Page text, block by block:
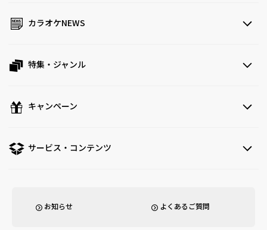
カラオケNEWS
特集・ジャンル
キャンペーン
サービス・コンテンツ
お知らせ よくあるご質問